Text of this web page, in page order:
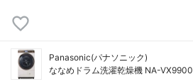
Panasonic(パナソニック)
ななめドラム洗濯乾燥機 NA-VX9900